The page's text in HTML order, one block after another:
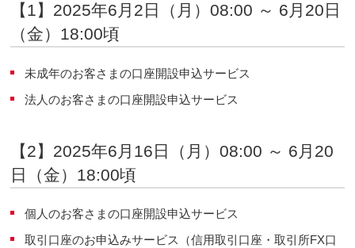
【1】2025年6月2日（月）08:00 ～ 6月20日
（金）18:00頃
未成年のお客さまの口座開設申込サービス
法人のお客さまの口座開設申込サービス
【2】2025年6月16日（月）08:00 ～ 6月20
日（金）18:00頃
個人のお客さまの口座開設申込サービス
取引口座のお申込みサービス（信用取引口座・取引所FX口